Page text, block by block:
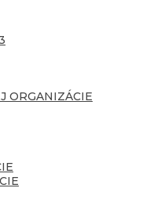
ORGANIZÁCIE